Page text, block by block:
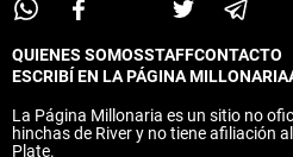
QUIENES SOMOSSTAFFCONTACTO
ESCRIBÍ EN LA PÁGINA MILLONARIA
La Página Millonaria es un sitio no
hinchas de River y no tiene afiliación
Plate.